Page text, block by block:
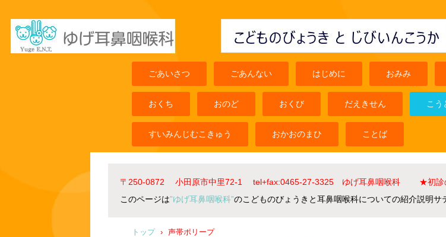
〒250-0872 小田原市中里72-1 tel+fax:0465-27-3325 ゆげ耳鼻咽喉科 ★初診
このページは”ゆげ耳鼻咽喉科”のこどものびょうきと耳鼻咽喉科についての紹介説明サ
ごあいさつ ごあんない はじめに おみみ
おくち おのど おくび だえきせん こう
すいみんじむこきゅう おかおのまひ ことば
トップ › 声帯ポリープ